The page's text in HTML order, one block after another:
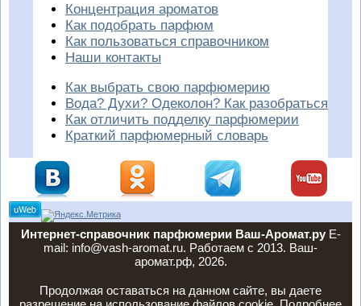
Концентрация ароматов
Как подобрать парфюм
Как пользоваться справочником
Наши контакты
Как выбрать свою парфюмерию
Вода? Духи? Одеколон? Как разобраться
Как отличить подделку парфюмерии
Краткий парфюмерный словарь
Интернет-справочник парфюмерии Ваш-Аромат.руE-
mail: info@vash-aromat.ru. Работаем с 2013. Ваш-
аромат.рф, 2026.
Продолжая оставаться на данном сайте, вы даете